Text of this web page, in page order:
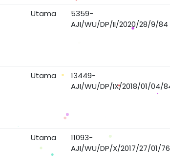
Utama
5359-
AJI/WU/DP/II/2020/28/9/84
Utama
13449-
AJI/WU/DP/IX/2018/01/04/
Utama
11093-
AJI/WU/DP/X/2017/27/01/76